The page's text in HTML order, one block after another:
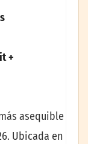
+
asequible
Ubicada en